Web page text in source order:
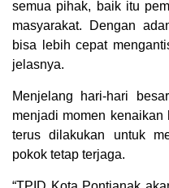
semua pihak, baik itu
masyarakat. Dengan
bisa lebih cepat
jelasnya.
Menjelang hari-hari
menjadi momen
terus dilakukan untuk
pokok tetap terjaga.